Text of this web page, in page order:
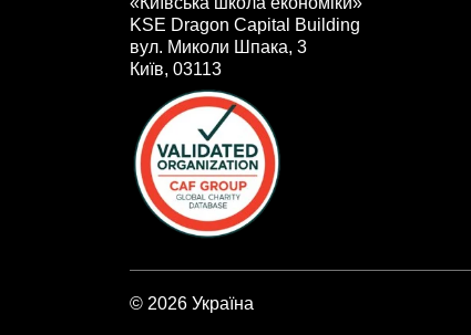
KSE Dragon Capital Building
вул. Миколи Шпака, 3
Київ, 03113
© 2026 Україна